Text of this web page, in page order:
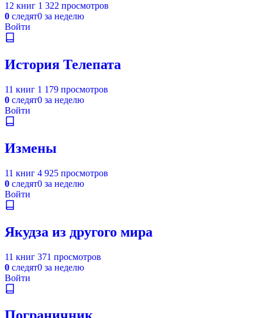
12 книг 1 322 просмотров
0 следят0 за неделю
Войти
История Телепата
11 книг 1 179 просмотров
0 следят0 за неделю
Войти
Измены
11 книг 4 925 просмотров
0 следят0 за неделю
Войти
Якудза из другого мира
11 книг 371 просмотров
0 следят0 за неделю
Войти